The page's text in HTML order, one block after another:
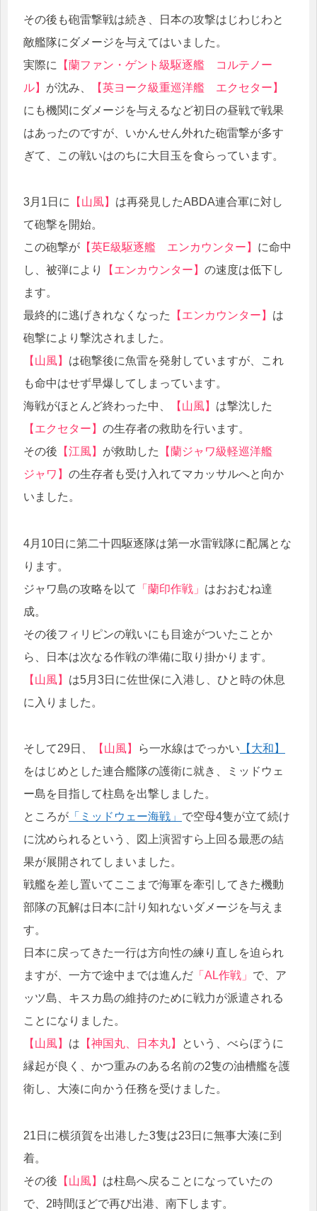
その後も砲雷撃戦は続き、日本の攻撃はじわじわと
敵艦隊にダメージを与えてはいました。
実際に
【蘭ファン・ゲント級駆逐艦 コルテノー
ル】 が沈み、
【英ヨーク級重巡洋艦 エクセター】
にも機関にダメージを与えるなど初日の昼戦で戦果
はあったのですが、いかんせん外れた砲雷撃が多す
ぎて、この戦いはのちに大目玉を食らっています。
3月1日に 【山風】 は再発見したABDA連合軍に対し
て砲撃を開始。
この砲撃が 【英E級駆逐艦 エンカウンター】 に命中
し、被弾により
【エンカウンター】 の速度は低下し
ます。
最終的に逃げきれなくなった
【エンカウンター】 は
砲撃により撃沈されました。
【山風】 は砲撃後に魚雷を発射していますが、これ
も命中はせず早爆してしまっています。
海戦がほとんど終わった中、
【山風】 は撃沈した
【エクセター】 の生存者の救助を行います。
その後 【江風】 が救助した
【蘭ジャワ級軽巡洋艦
ジャワ】 の生存者も受け入れてマカッサルへと向か
いました。
4月10日に第二十四駆逐隊は第一水雷戦隊に配属とな
ります。
ジャワ島の攻略を以て
「蘭印作戦」 はおおむね達
成。
その後フィリピンの戦いにも目途がついたことか
ら、日本は次なる作戦の準備に取り掛かります。
【山風】 は5月3日に佐世保に入港し、ひと時の休息
に入りました。
そして29日、 【山風】 ら一水線はでっかい 【大和】
をはじめとした連合艦隊の護衛に就き、ミッドウェ
ー島を目指して柱島を出撃しました。
ところが 「ミッドウェー海戦」 で空母4隻が立て続け
に沈められるという、図上演習すら上回る最悪の結
果が展開されてしまいました。
戦艦を差し置いてここまで海軍を牽引してきた機動
部隊の瓦解は日本に計り知れないダメージを与えま
す。
日本に戻ってきた一行は方向性の練り直しを迫られ
ますが、一方で途中までは進んだ 「AL作戦」 で、ア
ッツ島、キスカ島の維持のために戦力が派遣される
ことになりました。
【山風】 は 【神国丸、日本丸】
という、べらぼうに
縁起が良く、かつ重みのある名前の2隻の油槽艦を護
衛し、大湊に向かう任務を受けました。
21日に横須賀を出港した3隻は23日に無事大湊に到
着。
その後 【山風】 は柱島へ戻ることになっていたの
で、2時間ほどで再び出港、南下します。